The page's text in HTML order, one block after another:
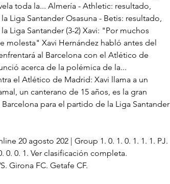
toda la... Almería - Athletic: resultado,
Liga Santander Osasuna - Betis: resultado,
Liga Santander (3-2) Xavi: "Por muchos
molesta" Xavi Hernández habló antes del
al Barcelona con el Atlético de
acerca de la polémica de la...
el Atlético de Madrid: Xavi llama a un
un canterano de 15 años, es la gran
para el partido de la Liga Santander
20 agosto 202 | Group 1. 0. 1. 0. 1. 1. 1. PJ.
0. 0. 1. Ver clasificación completa.
Girona FC. Getafe CF.